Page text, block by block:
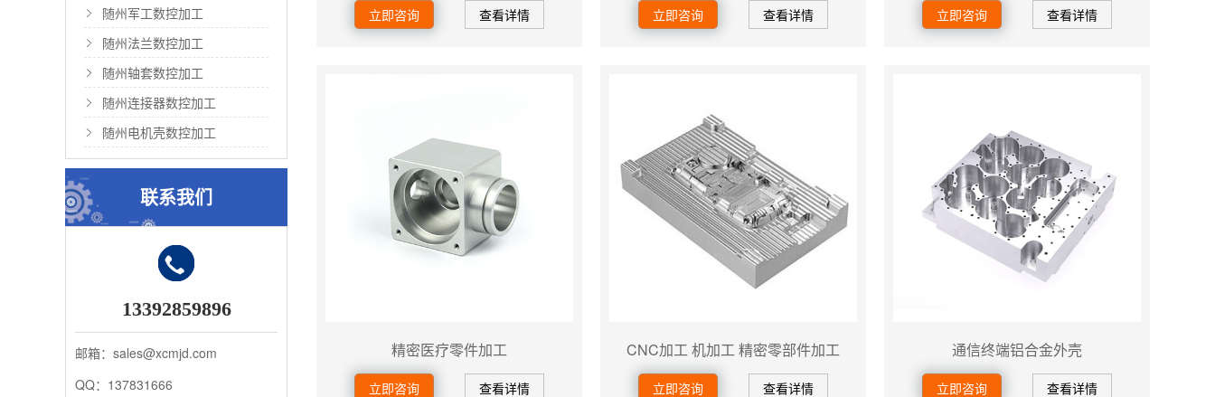
随州军工数控加工
随州法兰数控加工
随州轴套数控加工
随州连接器数控加工
随州电机壳数控加工
联系我们
13392859896
邮箱：sales@xcmjd.com
QQ：137831666
立即咨询 查看详情 立即咨询 查看详情 立即咨询 查看详情
精密医疗零件加工
立即咨询 查看详情
CNC加工 机加工 精密零部件加工
立即咨询 查看详情
通信终端铝合金外壳
立即咨询 查看详情